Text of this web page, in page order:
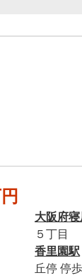
大阪府寝
５丁目
香里園駅
丘停 停